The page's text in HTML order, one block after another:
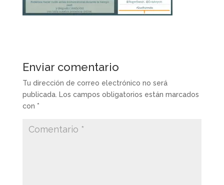
Enviar comentario
Tu dirección de correo electrónico no será
publicada. Los campos obligatorios están marcados
con *